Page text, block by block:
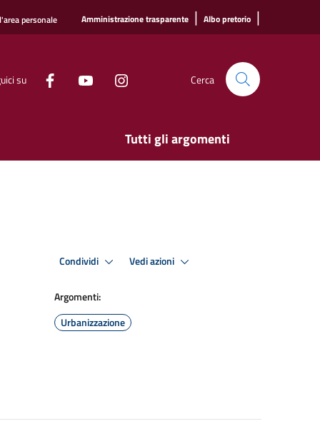
personale Amministrazione trasparente | Albo pretorio |
su Cerca
Tutti gli argomenti
Condividi Vedi azioni
Argomenti:
Urbanizzazione